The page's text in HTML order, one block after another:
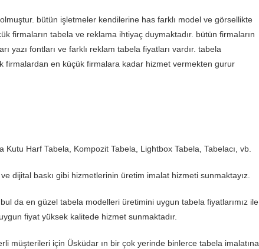
bütün işletmeler kendilerine has farklı model ve görsellikte
firmaların tabela ve reklama ihtiyaç duymaktadır. bütün firmaların
yazı fontları ve farklı reklam tabela fiyatları vardır. tabela
firmalardan en küçük firmalara kadar hizmet vermekten gurur
Kutu Harf Tabela, Kompozit Tabela, Lightbox Tabela, Tabelacı, vb.
dijital baskı gibi hizmetlerinin üretim imalat hizmeti sunmaktayız.
da en güzel tabela modelleri üretimini uygun tabela fiyatlarımız ile
fiyat yüksek kalitede hizmet sunmaktadır.
müşterileri için Üsküdar ın bir çok yerinde binlerce tabela imalatına